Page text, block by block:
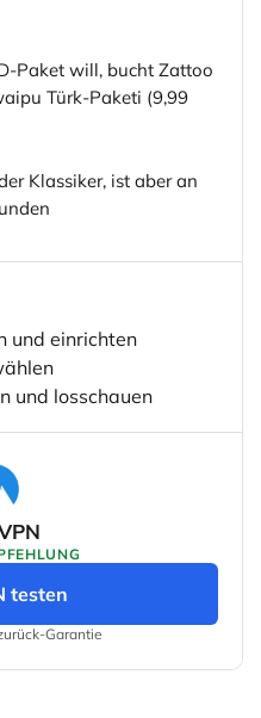
Paket will, bucht Zattoo
Türk-Paketi (9,99
Klassiker, ist aber an
und einrichten
und losschauen
testenin neuem Tab)
Garantie